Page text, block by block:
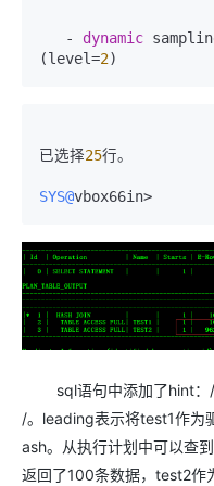
   -
dynamic
(level=2
已选择25行。
SYS@vbox66in>
sql语句中添加了hint：/
/。leading表示将test1作为
ash。从执行计划中可以查
返回了100条数据，test2作